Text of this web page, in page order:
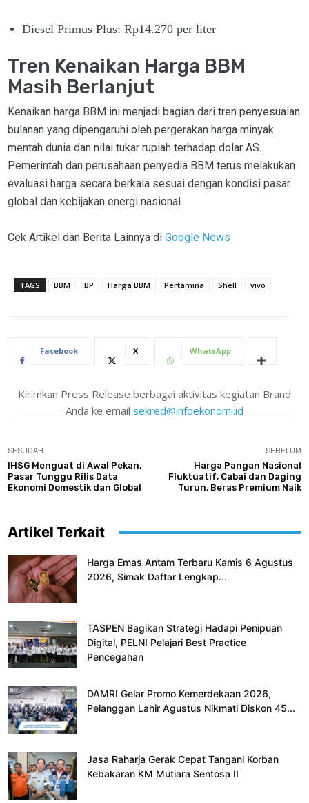
Diesel Primus Plus: Rp14.270 per liter
Tren Kenaikan Harga BBM
Masih Berlanjut
Kenaikan harga BBM ini menjadi bagian dari tren penyesuaian
bulanan yang dipengaruhi oleh pergerakan harga minyak
mentah dunia dan nilai tukar rupiah terhadap dolar AS.
Pemerintah dan perusahaan penyedia BBM terus melakukan
evaluasi harga secara berkala sesuai dengan kondisi pasar
global dan kebijakan energi nasional.
Cek Artikel dan Berita Lainnya di Google News
TAGS BBM BP Harga BBM Pertamina Shell vivo
Facebook X WhatsApp
Kirimkan Press Release berbagai aktivitas kegiatan Brand
Anda ke email sekred@infoekonomi.id
SESUDAH
IHSG Menguat di Awal Pekan,
Pasar Tunggu Rilis Data
Ekonomi Domestik dan Global
SEBELUM
Harga Pangan Nasional
Fluktuatif, Cabai dan Daging
Turun, Beras Premium Naik
Artikel Terkait
Harga Emas Antam Terbaru Kamis 6 Agustus
2026, Simak Daftar Lengkap...
TASPEN Bagikan Strategi Hadapi Penipuan
Digital, PELNI Pelajari Best Practice
Pencegahan
DAMRI Gelar Promo Kemerdekaan 2026,
Pelanggan Lahir Agustus Nikmati Diskon 45...
Jasa Raharja Gerak Cepat Tangani Korban
Kebakaran KM Mutiara Sentosa II